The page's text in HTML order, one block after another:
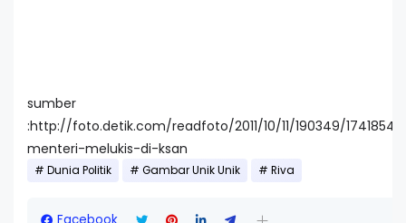
sumber
:http://foto.detik.com/readfoto/2011/10/11/190349/
menteri-melukis-di-ksan
Dunia Politik Gambar Unik Unik Riva